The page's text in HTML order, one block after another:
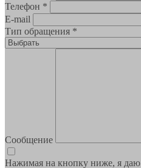
Телефон *
E-mail
Тип обращения *
Сообщение
Нажимая на кнопку ниже, я даю